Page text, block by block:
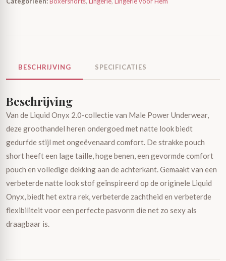
BESCHRIJVING SPECIFICATIES
Beschrijving
Van de Liquid Onyx 2.0-collectie van Male Power Underwear,
deze groothandel heren ondergoed met natte look biedt
gedurfde stijl met ongeëvenaard comfort. De strakke pouch
short heeft een lage taille, hoge benen, een gevormde comfort
pouch en volledige dekking aan de achterkant. Gemaakt van een
verbeterde natte look stof geïnspireerd op de originele Liquid
Onyx, biedt het extra rek, verbeterde zachtheid en verbeterde
flexibiliteit voor een perfecte pasvorm die net zo sexy als
draagbaar is.